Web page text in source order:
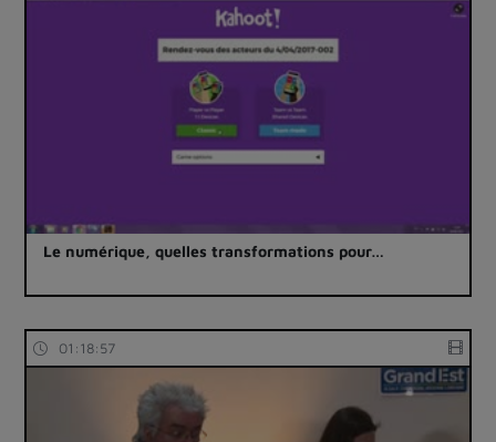
Le numérique, quelles transformations pour…
01:18:57